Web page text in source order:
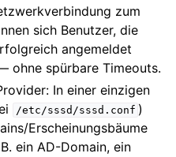
zum
sich Benutzer, die
angemeldet
ohne spürbare Timeouts.
In einer einzigen
/etc/sssd/sssd.conf )
Erscheinungsbäume
ein AD-Domain, ein